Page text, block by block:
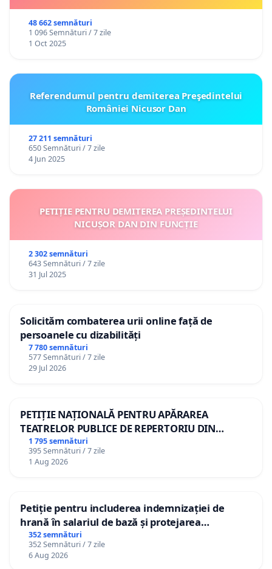
48 662 semnături
1 096 Semnături / 7 zile
1 Oct 2025
Referendumul pentru demiterea Preşedintelui
României Nicusor Dan
27 211 semnături
650 Semnături / 7 zile
4 Jun 2025
PETIȚIE PENTRU DEMITEREA PREȘEDINTELUI
NICUȘOR DAN DIN FUNCȚIE
2 302 semnături
643 Semnături / 7 zile
31 Jul 2025
Solicităm combaterea urii online față de
persoanele cu dizabilități
7 780 semnături
577 Semnături / 7 zile
29 Jul 2026
PETIȚIE NAȚIONALĂ PENTRU APĂRAREA
TEATRELOR PUBLICE DE REPERTORIU DIN
ROMÂNIA
1 795 semnături
395 Semnături / 7 zile
1 Aug 2026
Petiție pentru includerea indemnizației de
hrană în salariul de bază și protejarea
gradațiilor de vechime pentru asistenții
personali
352 semnături
352 Semnături / 7 zile
6 Aug 2026